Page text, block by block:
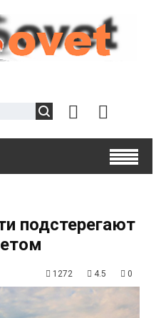
подстерегают
1272 4.5 0